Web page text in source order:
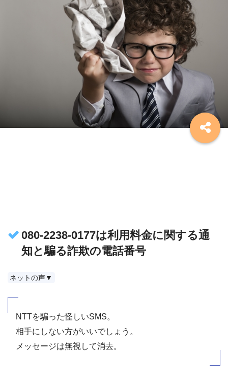
080-2238-0177は利用料金に関する通
知と騙る詐欺の電話番号
ネットの声▼
NTTを騙った怪しいSMS。
相手にしない方がいいでしょう。
メッセージは無視して消去。